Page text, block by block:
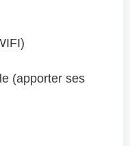
(apporter ses